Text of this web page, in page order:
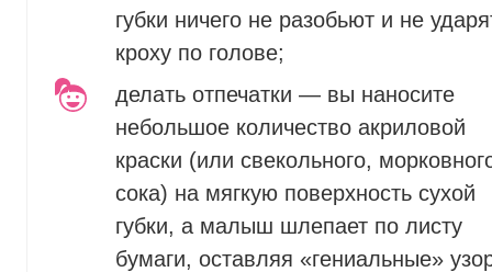
губки ничего не разобьют и не
кроху по голове;
делать отпечатки — вы наносите
небольшое количество акриловой
краски (или свекольного,
сока) на мягкую поверхность сухой
губки, а малыш шлепает по листу
бумаги, оставляя «гениальные»